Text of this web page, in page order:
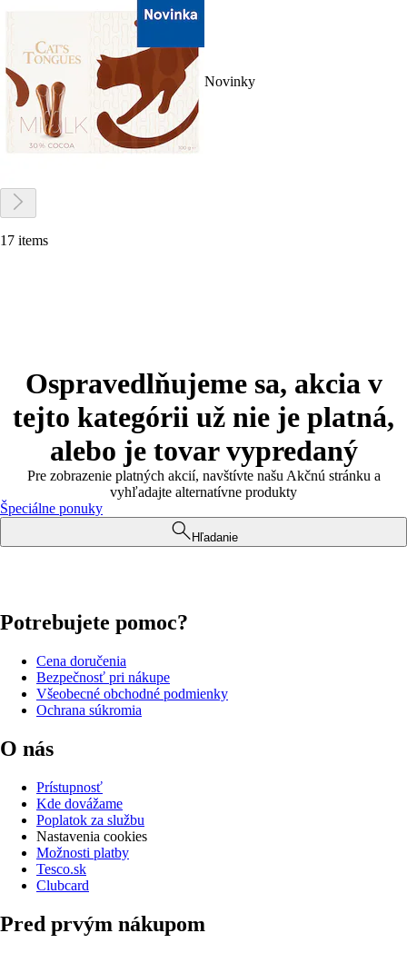
Novinky
17 items
Ospravedlňujeme sa, akcia v
tejto kategórii už nie je platná,
alebo je tovar vypredaný
Pre zobrazenie platných akcií, navštívte našu Akčnú stránku a
vyhľadajte alternatívne produkty
Špeciálne ponuky
Hľadanie
Potrebujete pomoc?
Cena doručenia
Bezpečnosť pri nákupe
Všeobecné obchodné podmienky
Ochrana súkromia
O nás
Prístupnosť
Kde dovážame
Poplatok za službu
Nastavenia cookies
Možnosti platby
Tesco.sk
Clubcard
Pred prvým nákupom